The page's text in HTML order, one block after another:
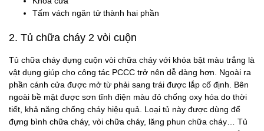
Tấm vách ngăn tử thành hai phần
2. Tủ chữa cháy 2 vòi cuộn
Tủ chữa cháy đựng cuộn vòi chữa cháy với khóa bật màu trắng là
vật dụng giúp cho công tác PCCC trở nên dễ dàng hơn. Ngoài ra
phần cánh cửa được mở từ phải sang trái được lắp cố định. Bên
ngoài bề mặt được sơn tĩnh điện màu đỏ chống oxy hóa do thời
tiết, khả năng chống cháy hiệu quả. Loại tủ này được dùng để
đựng bình chữa cháy, vòi chữa cháy, lăng phun chữa cháy… Tủ